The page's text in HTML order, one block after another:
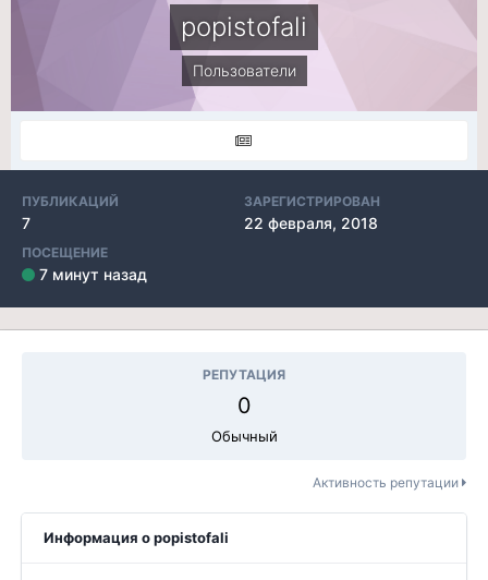
popistofali
Пользователи
ПУБЛИКАЦИЙ
7
ЗАРЕГИСТРИРОВАН
22 февраля, 2018
ПОСЕЩЕНИЕ
7 минут назад
РЕПУТАЦИЯ
0
Обычный
Активность репутации
Информация о popistofali